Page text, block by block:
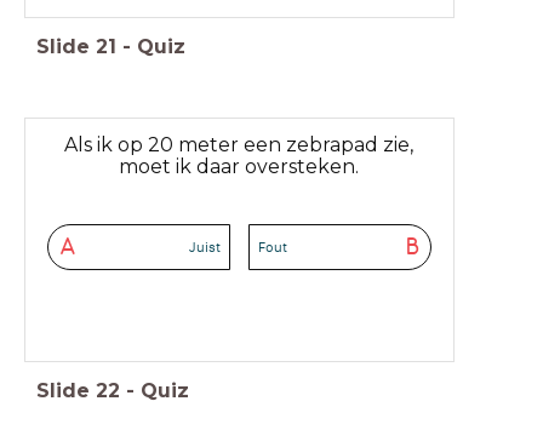
Slide 21 - Quiz
Als ik op 20 meter een zebrapad zie,
moet ik daar oversteken.
A Juist B
Fout
Slide 22 - Quiz